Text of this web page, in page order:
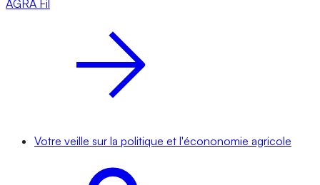
AGRA Fil
Votre veille sur la politique et l'écononomie agricole